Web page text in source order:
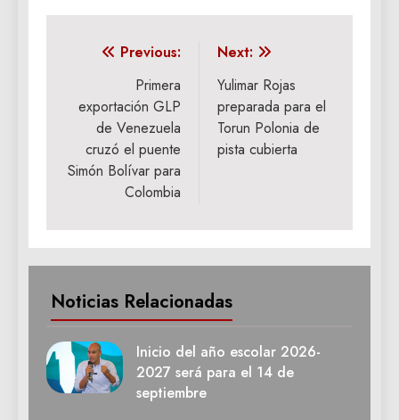
Navegación
entradas
Previous:
Primera
exportación GLP
de Venezuela
cruzó el puente
Simón Bolívar para
Colombia
Next:
Yulimar Rojas
preparada para el
Torun Polonia de
pista cubierta
Noticias Relacionadas
Inicio del año escolar 2026-
2027 será para el 14 de
septiembre